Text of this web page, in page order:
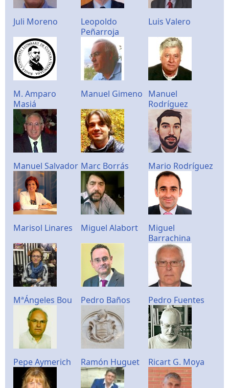
Juli Moreno
Leopoldo
Peñarroja
Luis Valero
M. Amparo
Masiá
Manuel Gimeno Manuel
Rodríguez
Manuel Salvador Marc Borrás Mario Rodríguez
Marisol Linares Miguel Alabort
Miguel
Barrachina
MªÁngeles Bou Pedro Baños Pedro Fuentes
Pepe Aymerich Ramón Huguet Ricart G. Moya